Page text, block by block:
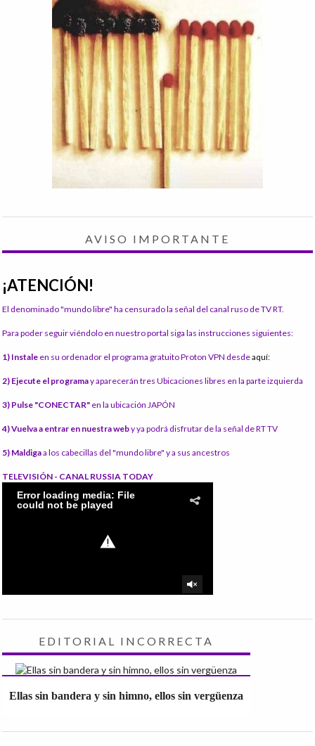
AVISO IMPORTANTE
¡ATENCIÓN!
El denominado "mundo libre" ha censurado la señal del canal ruso de TV RT.
Para poder seguir viéndolo en nuestro portal siga las instrucciones siguientes:
1) Instale en su ordenador el programa gratuito Proton VPN desdeaquí:
2) Ejecute el programay aparecerán tres Ubicaciones libres en la parte izquierda
3) Pulse "CONECTAR" en la ubicación JAPÓN
4) Vuelva a entrar en nuestra weby ya podrá disfrutar de la señal de RT TV
5) Maldigaa los cabecillas del "mundo libre" y a sus ancestros
TELEVISIÓN - CANAL RUSSIA TODAY
EDITORIAL INCORRECTA
Ellas sin bandera y sin himno, ellos sin vergüenza